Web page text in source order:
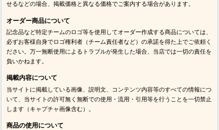
せるなどの場合、掲載価格と異なる価格でご案内する場合があります。
オーダー商品について
記念品など特定チームのロゴ等を使用してオーダー作成する商品については、
必ずお客様自身でロゴ権利者（チーム責任者など）の承諾を得た上でご依頼く
ださい。万一無断使用によるトラブルが発生した場合、当店では一切の責任を
負いかねます。
掲載内容について
当サイトに掲載している画像、説明文、コンテンツ内容等のすべての情報につ
いて、当サイトの許可無く無断での使用・流用・引用等を行うことを一切禁止
します（キャプチャ画像含む）。
商品の使用について